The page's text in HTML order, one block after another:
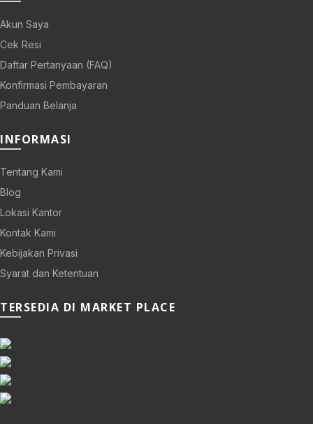
Akun Saya
Cek Resi
Daftar Pertanyaan (FAQ)
Konfirmasi Pembayaran
Panduan Belanja
INFORMASI
Tentang Kami
Blog
Lokasi Kantor
Kontak Kami
Kebijakan Privasi
Syarat dan Ketentuan
TERSEDIA DI MARKET PLACE